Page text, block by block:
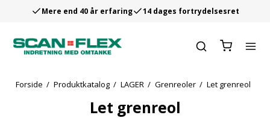
Mere end 40 år erfaring 14 dages fortrydelsesret
Forside / Produktkatalog / LAGER / Grenreoler / Let grenreol
Let grenreol